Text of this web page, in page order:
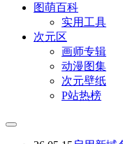
图萌百科
实用工具
次元区
画师专辑
动漫图集
次元壁纸
P站热榜